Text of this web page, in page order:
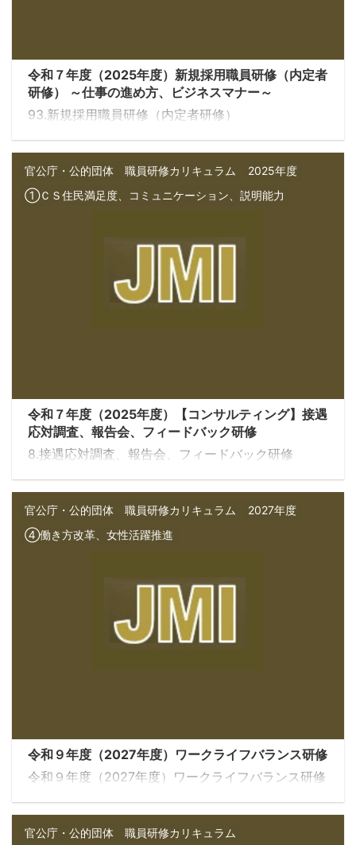
令和７年度（2025年度）新規採用職員研修（内定者
研修） ～仕事の進め方、ビジネスマナー～
93.新規採用職員研修（内定者研修）
官公庁・公的団体 職員研修カリキュラム
2025年度
①ＣＳ住民満足度、コミュニケーション、説明能力
令和７年度（2025年度）【コンサルティング】接遇
応対調査、報告会、フィードバック研修
8.接遇応対調査、報告会、フィードバック研修
官公庁・公的団体 職員研修カリキュラム
2027年度
④働き方改革、女性活躍推進
令和９年度（2027年度）ワークライフバランス研修
令和９年度（2027年度）ワークライフバランス研修
官公庁・公的団体 職員研修カリキュラム